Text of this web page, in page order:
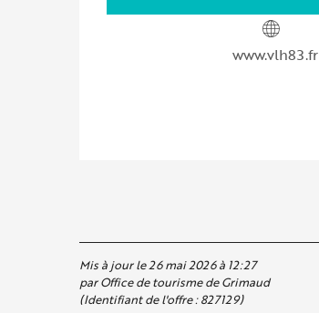
www.vlh83.fr
Mis à jour le 26 mai 2026 à 12:27
par Office de tourisme de Grimaud
(Identifiant de l'offre :827129)